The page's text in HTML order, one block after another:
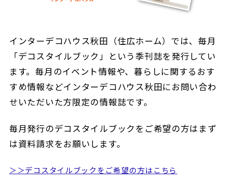
インターデコハウス秋田（住広ホーム）では、毎月
「デコスタイルブック」という季刊誌を発行してい
ます。毎月のイベント情報や、暮らしに関するおす
すめ情報などインターデコハウス秋田にお問い合わ
せいただいた方限定の情報誌です。
毎月発行のデコスタイルブックをご希望の方はまず
は資料請求をお願いします。
＞＞デコスタイルブックをご希望の方はこちら